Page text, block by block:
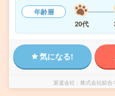
年齢層
20代
気になる!
派遣会社 株式会社綜合